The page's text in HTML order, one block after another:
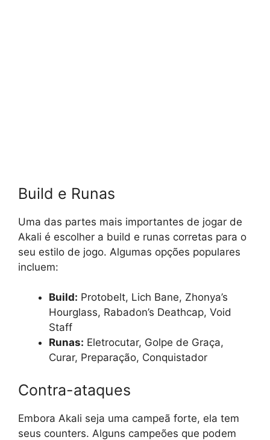
Build e Runas
Uma das partes mais importantes de jogar de
Akali é escolher a build e runas corretas para o
seu estilo de jogo. Algumas opções populares
incluem:
Build: Protobelt, Lich Bane, Zhonya’s
Hourglass, Rabadon’s Deathcap, Void
Staff
Runas: Eletrocutar, Golpe de Graça,
Curar, Preparação, Conquistador
Contra-ataques
Embora Akali seja uma campeã forte, ela tem
seus counters. Alguns campeões que podem